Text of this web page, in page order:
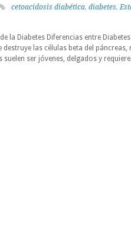
cetoacidosis diabética, diabetes,
la Diabetes Diferencias entre
destruye las células beta del
suelen ser jóvenes, delgados y